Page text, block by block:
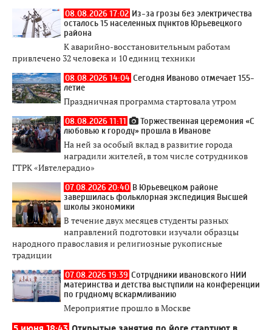
08.08.2026 17:02 Из-за грозы без электричества
осталось 15 населенных пунктов Юрьевецкого
района
К аварийно-восстановительным работам
привлечено 32 человека и 10 единиц техники
08.08.2026 14:04 Сегодня Иваново отмечает 155-
летие
Праздничная программа стартовала утром
08.08.2026 11:11
Торжественная церемония «С
любовью к городу» прошла в Иванове
На ней за особый вклад в развитие города
наградили жителей, в том числе сотрудников
ГТРК «Ивтелерадио»
07.08.2026 20:40 В Юрьевецком районе
завершилась фольклорная экспедиция Высшей
школы экономики
В течение двух месяцев студенты разных
направлений подготовки изучали образцы
народного православия и религиозные рукописные
традиции
07.08.2026 19:39 Сотрудники ивановского НИИ
материнства и детства выступили на конференции
по грудному вскармливанию
Мероприятие прошло в Москве